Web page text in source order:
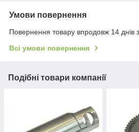
Умови повернення
Повернення товару впродовж 14 днів
Всі умови повернення
Подібні товари компанії